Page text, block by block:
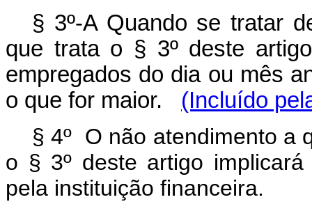
§ 3º-A Quando se tratar
que trata o § 3º deste
empregados do dia ou mês
o que for maior. (Incluído
§ 4º O não atendimento a
o § 3º deste artigo
pela instituição financeira.